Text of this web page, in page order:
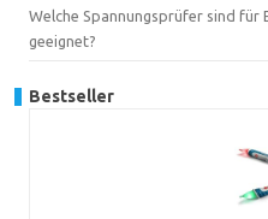
Welche Spannungsprüfer sind
geeignet?
Bestseller